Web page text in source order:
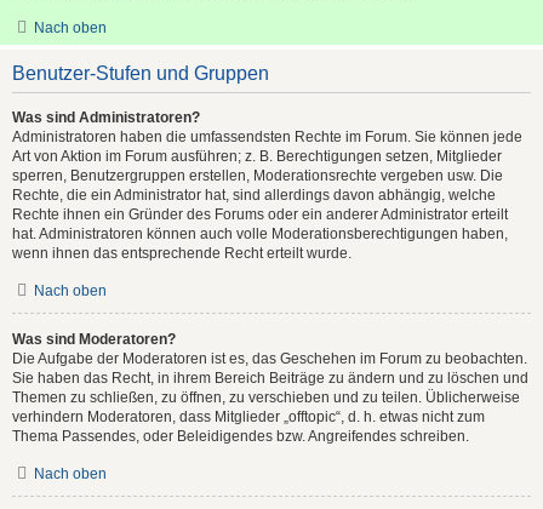
Nach oben
Benutzer-Stufen und Gruppen
Was sind Administratoren?
Administratoren haben die umfassendsten Rechte im Forum. Sie können jede
Art von Aktion im Forum ausführen; z. B. Berechtigungen setzen, Mitglieder
sperren, Benutzergruppen erstellen, Moderationsrechte vergeben usw. Die
Rechte, die ein Administrator hat, sind allerdings davon abhängig, welche
Rechte ihnen ein Gründer des Forums oder ein anderer Administrator erteilt
hat. Administratoren können auch volle Moderationsberechtigungen haben,
wenn ihnen das entsprechende Recht erteilt wurde.
Nach oben
Was sind Moderatoren?
Die Aufgabe der Moderatoren ist es, das Geschehen im Forum zu beobachten.
Sie haben das Recht, in ihrem Bereich Beiträge zu ändern und zu löschen und
Themen zu schließen, zu öffnen, zu verschieben und zu teilen. Üblicherweise
verhindern Moderatoren, dass Mitglieder „offtopic“, d. h. etwas nicht zum
Thema Passendes, oder Beleidigendes bzw. Angreifendes schreiben.
Nach oben